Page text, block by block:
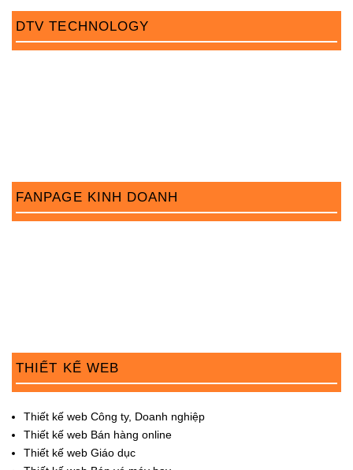
DTV TECHNOLOGY
FANPAGE KINH DOANH
THIẾT KẾ WEB
Thiết kế web Công ty, Doanh nghiệp
Thiết kế web Bán hàng online
Thiết kế web Giáo dục